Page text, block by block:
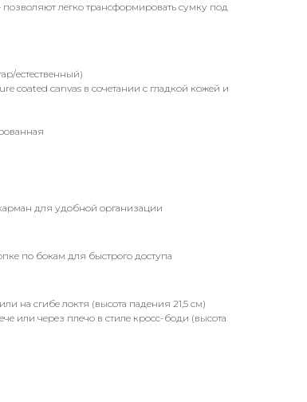
легко трансформировать сумку под
естественный)
coated canvas в сочетании с гладкой кожей и
для удобной организации
по бокам для быстрого доступа
на сгибе локтя (высота падения 21,5 см)
или через плечо в стиле кросс-боди (высота